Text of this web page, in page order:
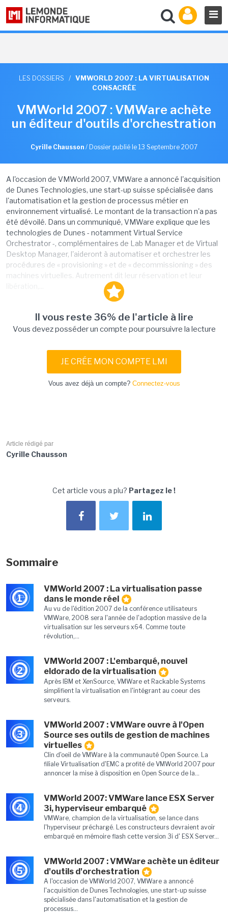
LES DOSSIERS / VMWORLD 2007 : LA VIRTUALISATION
CONSACRÉE
VMWorld 2007 : VMWare achète
un éditeur d'outils d'orchestration
Cyrille Chausson / Dossier publié le 13 Septembre 2007
A l'occasion de VMWorld 2007, VMWare a annoncé l'acquisition
de Dunes Technologies, une start-up suisse spécialisée dans
l'automatisation et la gestion de processus métier en
environnement virtualisé. Le montant de la transaction n'a pas
été dévoilé. Dans un communiqué, VMWare explique que les
technologies de Dunes - notamment Virtual Service
Orchestrator -, complémentaires de Lab Manager et de Virtual
Desktop Manager, l'aideront à automatiser et orchestrer les
procédures de « provisioning » et de « decommissioning » des
machines virtuelles. Autrement dit leur réservation et leur
Il vous reste 36% de l'article à lire
Vous devez posséder un compte pour poursuivre la lecture
JE CRÉE MON COMPTE LMI
Vous avez déjà un compte? Connectez-vous
Article rédigé par
Cyrille Chausson
Cet article vous a plu? Partagez le !
Sommaire
1
VMWorld 2007 : La virtualisation passe
dans le monde réel
Au vu de l'édition 2007 de la conférence utilisateurs
VMWare, 2008 sera l'année de l'adoption massive de la
virtualisation sur les serveurs x64. Comme toute
révolution,...
2
VMWorld 2007 : L'embarqué, nouvel
eldorado de la virtualisation
Après IBM et XenSource, VMWare et Rackable Systems
simplifient la virtualisation en l'intégrant au coeur des
serveurs.
3
VMWorld 2007 : VMWare ouvre à l'Open
Source ses outils de gestion de machines
virtuelles
Clin d'oeil de VMWare à la communauté Open Source. La
filiale Virtualisation d'EMC a profité de VMWorld 2007 pour
annoncer la mise à disposition en Open Source de la...
4
VMWorld 2007: VMWare lance ESX Server
3i, hyperviseur embarqué
VMWare, champion de la virtualisation, se lance dans
l'hyperviseur préchargé. Les constructeurs devraient avoir
embarqué en mémoire flash cette version 3i d' ESX Server...
5
VMWorld 2007 : VMWare achète un éditeur
d'outils d'orchestration
A l'occasion de VMWorld 2007, VMWare a annoncé
l'acquisition de Dunes Technologies, une start-up suisse
spécialisée dans l'automatisation et la gestion de
processus...